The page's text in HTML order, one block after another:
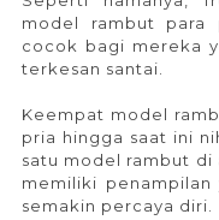
model rambut
cocok bagi mereka
terkesan santai.
Keempat model
pria hingga saat ini
satu model rambut di
memiliki
semakin percaya diri.